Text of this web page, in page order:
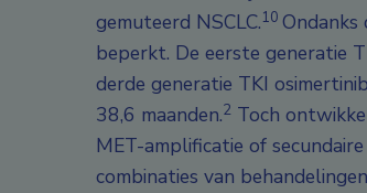
gemuteerd NSCLC.10
beperkt. De eerste generatie
derde generatie TKI
38,6 maanden.2 Toch
MET-amplificatie of secundaire
combinaties van